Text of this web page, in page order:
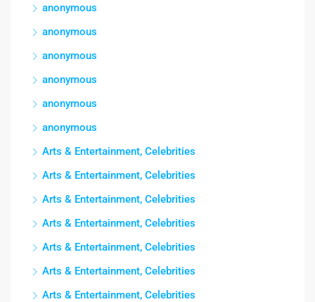
anonymous
anonymous
anonymous
anonymous
anonymous
anonymous
Arts & Entertainment, Celebrities
Arts & Entertainment, Celebrities
Arts & Entertainment, Celebrities
Arts & Entertainment, Celebrities
Arts & Entertainment, Celebrities
Arts & Entertainment, Celebrities
Arts & Entertainment, Celebrities